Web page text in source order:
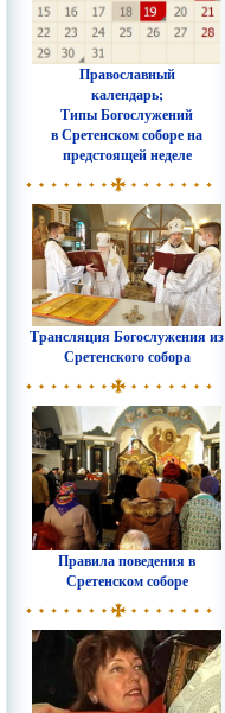
Православный
календарь;
Типы Богослужений
в Сретенском соборе на
предстоящей неделе
Трансляция Богослужения из
Сретенского собора
Правила поведения в
Сретенском соборе